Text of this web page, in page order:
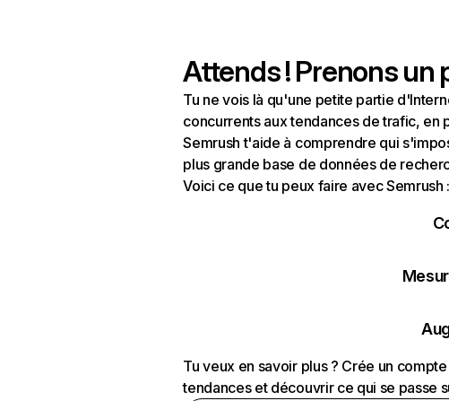
Attends ! Prenons un
Tu ne vois là qu'une petite partie
concurrents aux tendances de trafic, en
Semrush t'aide à comprendre qui
plus grande base de données de
Voici ce que tu peux faire avec Semrush
Tu veux en savoir plus ? Crée un
tendances et découvrir ce qui se passe